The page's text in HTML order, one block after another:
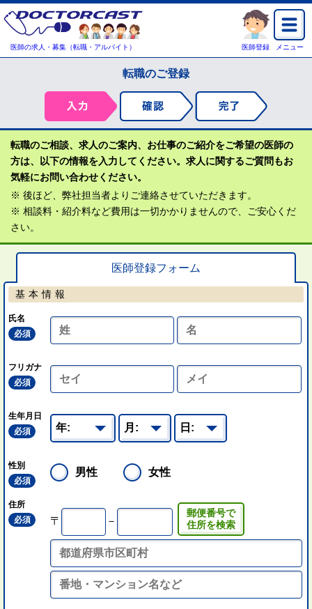
医師の求人・募集（転職・アルバイト） 医師登録 メニュー
転職のご登録
転職のご相談、求人のご案内、お仕事のご紹介をご希望の医師の
方は、以下の情報を入力してください。求人に関するご質問もお
気軽にお問い合わせください。
※ 後ほど、弊社担当者よりご連絡させていただきます。
※ 相談料・紹介料など費用は一切かかりませんので、ご安心くだ
さい。
医師登録フォーム
基本情報
氏名
必須
フリガナ
必須
生年月日
必須
性別
必須
男性 女性
住所
必須
〒 －
郵便番号で
住所を検索